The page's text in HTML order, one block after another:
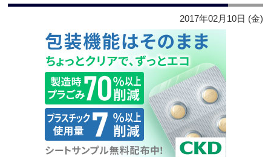
2017年02月10日 (金)